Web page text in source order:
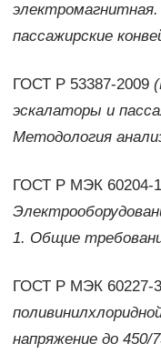
пассажирские
ГОСТ Р 53387-2009
эскалаторы и
Методология
ГОСТ Р МЭК 60204-
1. Общие
ГОСТ Р МЭК 60227-
напряжение до 450/